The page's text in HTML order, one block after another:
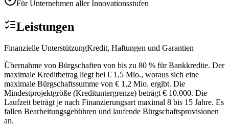
Für Unternehmen aller Innovationsstufen
Leistungen
Finanzielle UnterstützungKredit, Haftungen und Garantien
Übernahme von Bürgschaften von bis zu 80 % für Bankkredite. Der
maximale Kreditbetrag liegt bei € 1,5 Mio., woraus sich eine
maximale Bürgschaftssumme von € 1,2 Mio. ergibt. Die
Mindestprojektgröße (Kredituntergrenze) beträgt € 10.000. Die
Laufzeit beträgt je nach Finanzierungsart maximal 8 bis 15 Jahre. Es
fallen Bearbeitungsgebühren und laufende Bürgschaftsprovisionen
an.